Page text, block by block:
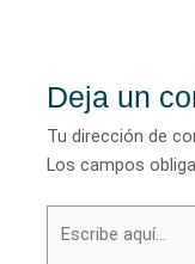
Deja un
Tu dirección de
Los campos
aquí...